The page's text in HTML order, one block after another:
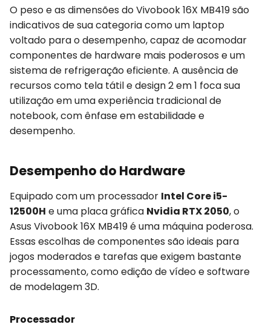
O peso e as dimensões do Vivobook 16X MB419 são
indicativos de sua categoria como um laptop
voltado para o desempenho, capaz de acomodar
componentes de hardware mais poderosos e um
sistema de refrigeração eficiente. A ausência de
recursos como tela tátil e design 2 em 1 foca sua
utilização em uma experiência tradicional de
notebook, com ênfase em estabilidade e
desempenho.
Desempenho do Hardware
Equipado com um processador Intel Core i5-
12500H e uma placa gráfica Nvidia RTX 2050, o
Asus Vivobook 16X MB419 é uma máquina poderosa.
Essas escolhas de componentes são ideais para
jogos moderados e tarefas que exigem bastante
processamento, como edição de vídeo e software
de modelagem 3D.
Processador